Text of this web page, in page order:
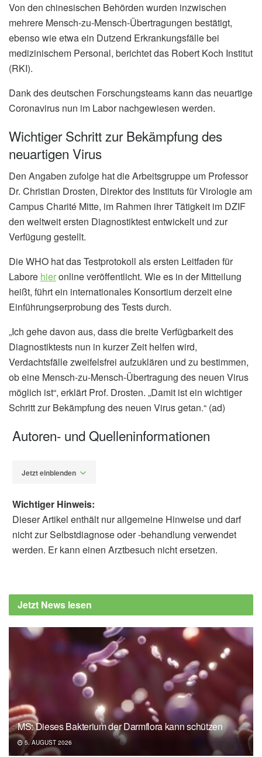
Von den chinesischen Behörden wurden inzwischen
mehrere Mensch-zu-Mensch-Übertragungen bestätigt,
ebenso wie etwa ein Dutzend Erkrankungsfälle bei
medizinischem Personal, berichtet das Robert Koch Institut
(RKI).
Dank des deutschen Forschungsteams kann das neuartige
Coronavirus nun im Labor nachgewiesen werden.
Wichtiger Schritt zur Bekämpfung des
neuartigen Virus
Den Angaben zufolge hat die Arbeitsgruppe um Professor
Dr. Christian Drosten, Direktor des Instituts für Virologie am
Campus Charité Mitte, im Rahmen ihrer Tätigkeit im DZIF
den weltweit ersten Diagnostiktest entwickelt und zur
Verfügung gestellt.
Die WHO hat das Testprotokoll als ersten Leitfaden für
Labore hieronline veröffentlicht. Wie es in der Mitteilung
heißt, führt ein internationales Konsortium derzeit eine
Einführungserprobung des Tests durch.
„Ich gehe davon aus, dass die breite Verfügbarkeit des
Diagnostiktests nun in kurzer Zeit helfen wird,
Verdachtsfälle zweifelsfrei aufzuklären und zu bestimmen,
ob eine Mensch-zu-Mensch-Übertragung des neuen Virus
möglich ist“, erklärt Prof. Drosten. „Damit ist ein wichtiger
Schritt zur Bekämpfung des neuen Virus getan.“ (ad)
Autoren- und Quelleninformationen
Jetzt einblenden
Gemeinsame Pressemitteilung der Charité
und des DZIF: Erster Test für das neuartige
22.01.2020),Charité – Universitätsmedizin
Berlin
Auswärtiges Amt: China: Reise- und
Sicherheitshinweise, (Abruf: 22.01.2020),
Auswärtiges Amt
World Health Organization (WHO):
Laboratory testing for 2019 novel coronavirus
(2019-nCoV) in suspected human cases,
Wichtiger Hinweis:
Dieser Artikel enthält nur allgemeine Hinweise und darf
nicht zur Selbstdiagnose oder -behandlung verwendet
werden. Er kann einen Arztbesuch nicht ersetzen.
Jetzt News lesen
MS: Dieses Bakterium der Darmflora kann schützen
5. AUGUST 2026